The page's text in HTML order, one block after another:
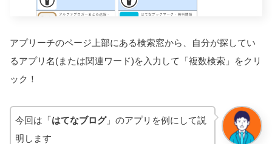
アプリーチのページ上部にある検索窓から、自分が探してい
るアプリ名(または関連ワード)を入力して「複数検索」をクリ
ック！
今回は「はてなブログ」のアプリを例にして説
明します